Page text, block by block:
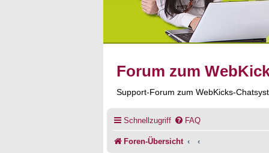
Forum zum
Support-Forum zum WebKicks-
Schnellzugriff FAQ
Foren-Übersicht